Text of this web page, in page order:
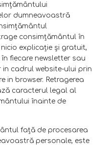
dumneavoastră
consimţământul în
explicaţie şi gratuit,
fiecare newsletter sau
cadrul website-ului prin
in browser. Retragerea
caracterul legal al
înainte de
faţă de procesarea
personale, este